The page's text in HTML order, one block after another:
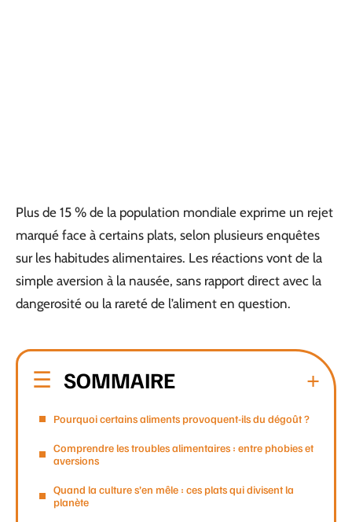
Plus de 15 % de la population mondiale exprime un rejet
marqué face à certains plats, selon plusieurs enquêtes
sur les habitudes alimentaires. Les réactions vont de la
simple aversion à la nausée, sans rapport direct avec la
dangerosité ou la rareté de l’aliment en question.
SOMMAIRE
Pourquoi certains aliments provoquent-ils du dégoût ?
Comprendre les troubles alimentaires : entre phobies et
aversions
Quand la culture s’en mêle : ces plats qui divisent la
planète